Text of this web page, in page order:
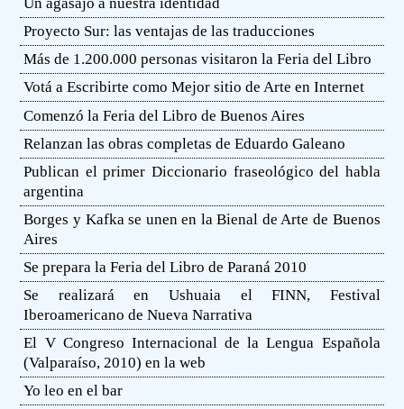
Proyecto Sur: las ventajas de las traducciones
Más de 1.200.000 personas visitaron la Feria del Libro
Votá a Escribirte como Mejor sitio de Arte en Internet
Comenzó la Feria del Libro de Buenos Aires
Relanzan las obras completas de Eduardo Galeano
Publican el primer Diccionario fraseológico del habla
argentina
Borges y Kafka se unen en la Bienal de Arte de Buenos
Aires
Se prepara la Feria del Libro de Paraná 2010
Se realizará en Ushuaia el FINN, Festival
Iberoamericano de Nueva Narrativa
El V Congreso Internacional de la Lengua Española
(Valparaíso, 2010) en la web
Yo leo en el bar